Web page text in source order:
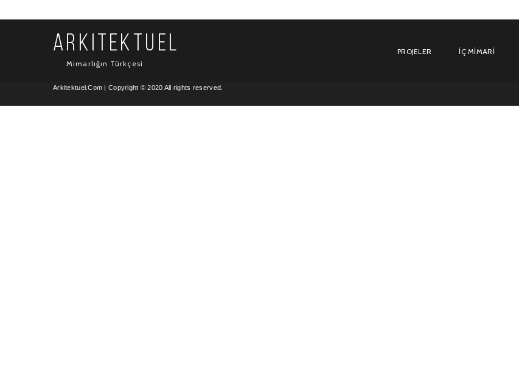
ARKITEKTUEL
Mimarlığın Türkçesi
PROJELER İÇ MIMARI
Arkitektuel.Com | Copyright © 2020 All rights reserved.